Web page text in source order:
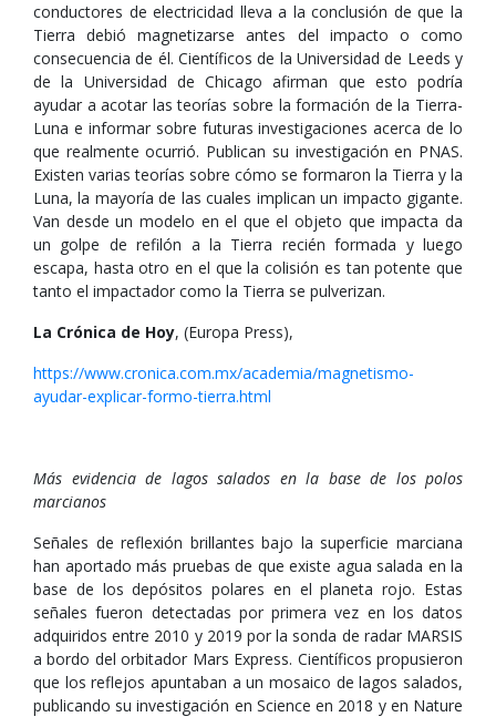
conductores de electricidad lleva a la conclusión de que la
Tierra debió magnetizarse antes del impacto o como
consecuencia de él. Científicos de la Universidad de Leeds y
de la Universidad de Chicago afirman que esto podría
ayudar a acotar las teorías sobre la formación de la Tierra-
Luna e informar sobre futuras investigaciones acerca de lo
que realmente ocurrió. Publican su investigación en PNAS.
Existen varias teorías sobre cómo se formaron la Tierra y la
Luna, la mayoría de las cuales implican un impacto gigante.
Van desde un modelo en el que el objeto que impacta da
un golpe de refilón a la Tierra recién formada y luego
escapa, hasta otro en el que la colisión es tan potente que
tanto el impactador como la Tierra se pulverizan.
La Crónica de Hoy, (Europa Press),
https://www.cronica.com.mx/academia/magnetismo-
ayudar-explicar-formo-tierra.html
Más evidencia de lagos salados en la base de los polos
marcianos
Señales de reflexión brillantes bajo la superficie marciana
han aportado más pruebas de que existe agua salada en la
base de los depósitos polares en el planeta rojo. Estas
señales fueron detectadas por primera vez en los datos
adquiridos entre 2010 y 2019 por la sonda de radar MARSIS
a bordo del orbitador Mars Express. Científicos propusieron
que los reflejos apuntaban a un mosaico de lagos salados,
publicando su investigación en Science en 2018 y en Nature